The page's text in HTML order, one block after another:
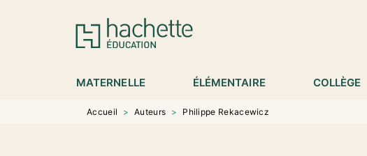
MENU RECHERCHE
MATERNELLE ÉLÉMENTAIRE COLLÈGE
Accueil > Auteurs > Philippe Rekacewicz